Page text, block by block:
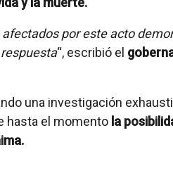
por este acto
“, escribió el
una investigación
hasta el momento la